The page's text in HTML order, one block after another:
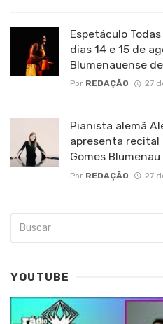
Espetáculo
dias 14 e 15 de
Blumenauense
Por REDAÇÃO 27
Pianista alemã
apresenta recital
Gomes
Por REDAÇÃO 27
YOUTUBE